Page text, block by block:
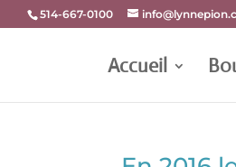
514-667-0100
Accueil